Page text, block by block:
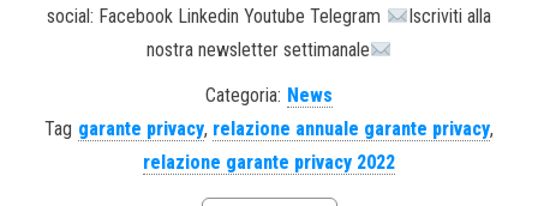
social: Facebook Linkedin Youtube Telegram
Iscriviti alla
nostra newsletter settimanale
Categoria: News
Tag garante privacy, relazione annuale garante privacy,
relazione garante privacy 2022